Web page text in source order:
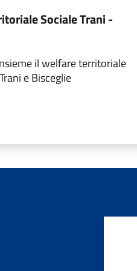
Sociale Trani -
il welfare territoriale
e Bisceglie